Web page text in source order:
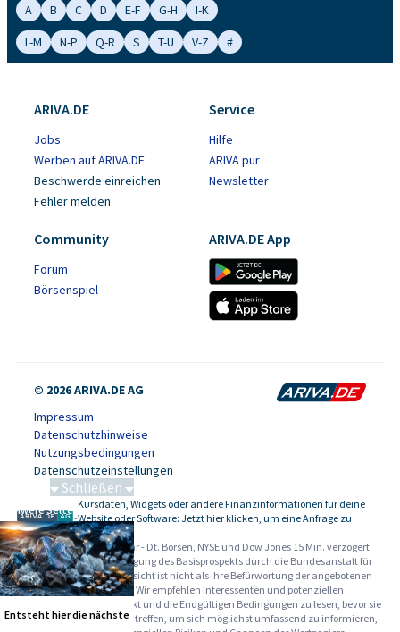
A B C D E-F G-H
I-K
L-M
N-P Q-R S T-U V-Z #
ARIVA.DE
Jobs
Werben auf ARIVA.DE
Beschwerde einreichen
Fehler melden
Service
Hilfe
ARIVA pur
Newsletter
Community
Forum
Börsenspiel
ARIVA.DE App
© 2026 ARIVA.DE AG
Impressum
Datenschutzhinweise
Nutzungsbedingungen
Datenschutzeinstellungen
-
Kursdaten, Widgets oder andere Finanzinformationen für deine
Website oder Software: Jetzt hier klicken, um eine Anfrage zu
stellen.
Alle Angaben ohne Gewähr - Dt. Börsen, NYSE und Dow Jones 15 Min. verzögert.
Werbehinweise:Die Billigung des Basisprospekts durch die Bundesanstalt für
Finanzdienstleistungsaufsicht ist nicht als ihre Befürwortung der angebotenen
Wertpapiere zu verstehen. Wir empfehlen Interessenten und potenziellen
Anlegern den Basisprospekt und die Endgültigen Bedingungen zu lesen, bevor sie
eine Anlageentscheidung treffen, um sich möglichst umfassend zu informieren,
Schließen
Schwere Seltene Erden
Entsteht hier die nächste